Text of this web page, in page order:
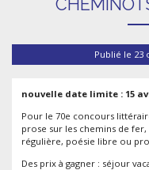
Publié le 23
nouvelle date limite : 15
Pour le 70e concours
prose sur les chemins de
régulière, poésie libre ou
Des prix à gagner : séjour